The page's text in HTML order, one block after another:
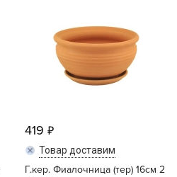
419
Товар доставим
Г.кер. Фиалочница (тер) 16см 2